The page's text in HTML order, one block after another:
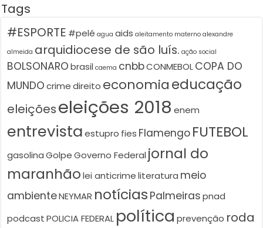
Tags
#ESPORTE #pelé agua aids aleitamento materno alexandre
almeida arquidiocese de são luís. ação social
BOLSONARO brasil caema cnbbCONMEBOLCOPA DO
MUNDO crime direito economiaeducação
eleiçõeseleições 2018 enem
entrevista estupro fies Flamengo FUTEBOL
gasolina Golpe Governo Federal jornal do
maranhão lei anticrime literatura meio
ambienteNEYMAR notícias Palmeiras pnad
podcast POLICIA FEDERAL política prevenção roda